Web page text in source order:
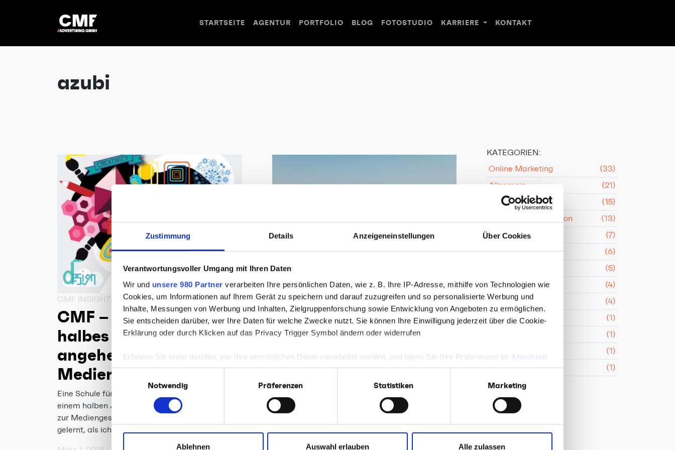
Zustimmung Details Anzeigeneinstellungen Über Cookies
Verantwortungsvoller Umgang mit Ihren Daten
Wir und unsere 980 Partner verarbeiten Ihre persönlichen Daten, wie z. B. Ihre IP-Adresse, mithilfe von Technologien wie
Cookies, um Informationen auf Ihrem Gerät zu speichern und darauf zuzugreifen und so personalisierte Werbung und
Inhalte, Messungen von Werbung und Inhalten, Zielgruppenforschung sowie Entwicklung von Angeboten zu ermöglichen.
Sie entscheiden darüber, wer Ihre Daten für welche Zwecke nutzt. Sie können Ihre Einwilligung jederzeit über die Cookie-
Erklärung oder durch Klicken auf das Privacy Trigger Symbol ändern oder widerrufen
Erfahren Sie mehr darüber, wie Ihre persönlichen Daten verarbeitet werden, und legen Sie Ihre Präferenzen im Abschnitt
Einzelheitenfest.
Wir verwenden Cookies, um Inhalte und Anzeigen zu personalisieren, Funktionen für soziale Medien anbieten zu können
und die Zugriffe auf unsere Website zu analysieren. Außerdem geben wir Informationen zu Ihrer Verwendung unserer
Einwilligungsauswahl
Notwendig Präferenzen Statistiken Marketing
Ablehnen Auswahl erlauben Alle zulassen
STARTSEITE AGENTUR PORTFOLIO BLOG FOTOSTUDIO KARRIERE KONTAKT
azubi
CMF INSIGHTS // KONZEPTION & KREATION
CMF – Mein erstes
halbes Jahr als
angehende
Mediengestalterin
Eine Schule für das Leben. Das ist CMF. Seit
einem halben Jahr nun läuft meine Ausbildung
zur Mediengestalterin und ich habe schon mehr
gelernt, als ich mir am Anfang meiner…
CMF INSIGHTS // KONZEPTION & KREATION
Meine Ausbildung zur
Kauffrau für
Marketingkommunikation
bei CMF
Ausbildungsplatz oder fragst dich, wie es nach
Zukunft erlernen? Du bist kommunikativ,…
KATEGORIEN:
Online Marketing
(33)
Allgemein
(21)
Content
(15)
Konzeption & Kreation
(13)
Uncategorized
(7)
Rezepte
(6)
(5)
3D & Virtual Reality
(4)
Webentwicklung
(4)
PR
(1)
(1)
(1)
Social Media
(1)